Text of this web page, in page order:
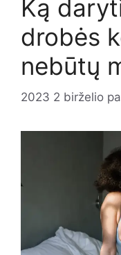
Ką
drobės
nebūtų
2023 2 birželio